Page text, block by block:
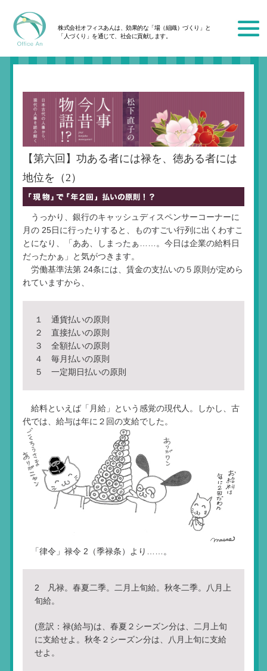
株式会社オフィスあんは、効果的な「場（組織）づくり」と
「人づくり」を通じて、社会に貢献します。
【第六回】功ある者には禄を、徳ある者には
地位を（2）
うっかり、銀行のキャッシュディスペンサーコーナーに
月の 25日に行ったりすると、ものすごい行列に出くわすこ
とになり、「ああ、しまったぁ……。今日は企業の給料日
だったかぁ」と気がつきます。
労働基準法第 24条には、賃金の支払いの５原則が定めら
れていますから、
１ 通貨払いの原則
２ 直接払いの原則
３ 全額払いの原則
４ 毎月払いの原則
５ 一定期日払いの原則
給料といえば「月給」という感覚の現代人。しかし、古
代では、給与は年に２回の支給でした。
「律令」禄令 2（季禄条）より……。
2 凡禄。春夏二季。二月上旬給。秋冬二季。八月上
旬給。
(意訳：禄(給与)は、春夏２シーズン分は、二月上旬
に支給せよ。秋冬２シーズン分は、八月上旬に支給
せよ。